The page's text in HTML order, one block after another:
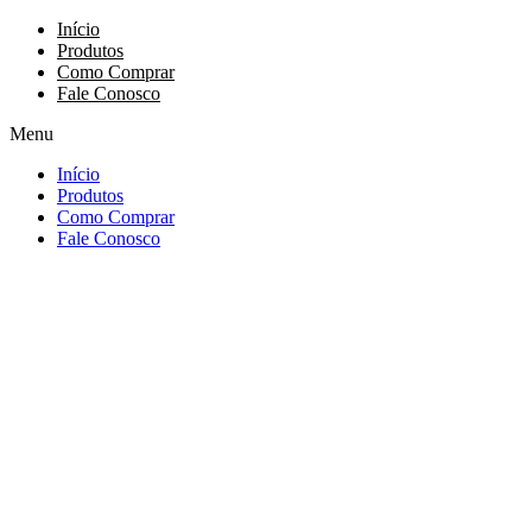
Início
Produtos
Como Comprar
Fale Conosco
Menu
Início
Produtos
Como Comprar
Fale Conosco